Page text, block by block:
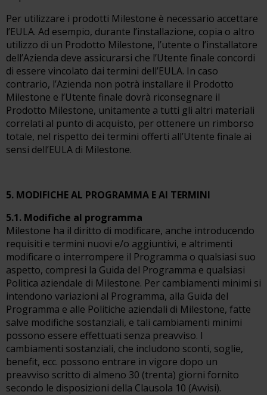
Per utilizzare i prodotti Milestone è necessario accettare
l’EULA. Ad esempio, durante l’installazione, copia o altro
utilizzo di un Prodotto Milestone, l’utente o l’installatore
dell’Azienda deve assicurarsi che l’Utente finale concordi
di essere vincolato dai termini dell’EULA. In caso
contrario, l’Azienda non potrà installare il Prodotto
Milestone e l’Utente finale dovrà riconsegnare il
Prodotto Milestone, unitamente a tutti gli altri materiali
correlati al punto di acquisto, per ottenere un rimborso
totale, nel rispetto dei termini offerti all’Utente finale ai
sensi dell’EULA di Milestone.
5. MODIFICHE AL PROGRAMMA E AI TERMINI
5.1. Modifiche al programma
Milestone ha il diritto di modificare, anche introducendo
requisiti e termini nuovi e/o aggiuntivi, e altrimenti
modificare o interrompere il Programma o qualsiasi suo
aspetto, compresi la Guida del Programma e qualsiasi
Politica aziendale di Milestone. Per cambiamenti minimi si
intendono variazioni al Programma, alla Guida del
Programma e alle Politiche aziendali di Milestone, fatte
salve modifiche sostanziali, e tali cambiamenti minimi
possono essere effettuati senza preavviso. I
cambiamenti sostanziali, che includono sconti, soglie,
benefit, ecc. possono entrare in vigore dopo un
preavviso scritto di almeno 30 (trenta) giorni fornito
secondo le disposizioni della Clausola 10 (Avvisi).